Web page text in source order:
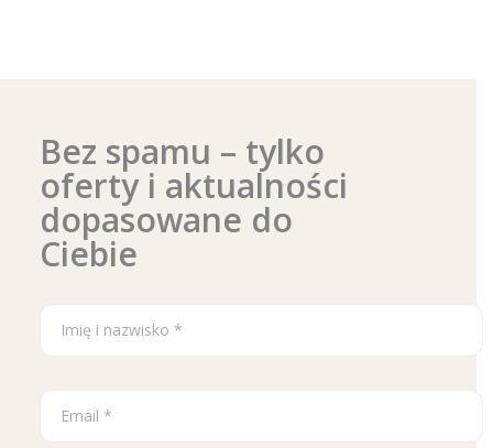
Bez spamu – tylko
oferty i aktualności
dopasowane do
Ciebie